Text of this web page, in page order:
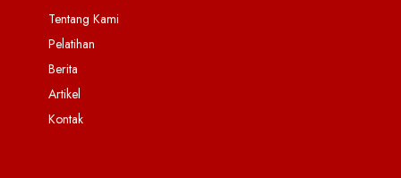
Tentang Kami
Pelatihan
Berita
Artikel
Kontak